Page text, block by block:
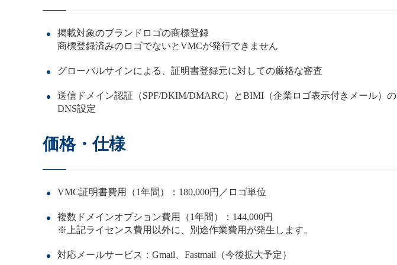
掲載対象のブランドロゴの商標登録
商標登録済みのロゴでないとVMCが発行できません
グローバルサインによる、証明書登録元に対しての厳格な審査
送信ドメイン認証（SPF/DKIM/DMARC）とBIMI（企業ロゴ表示付きメール）の
DNS設定
価格・仕様
VMC証明書費用（1年間）：180,000円／ロゴ単位
複数ドメインオプション費用（1年間）：144,000円
※上記ライセンス費用以外に、別途作業費用が発生します。
対応メールサービス：Gmail、Fastmail（今後拡大予定）